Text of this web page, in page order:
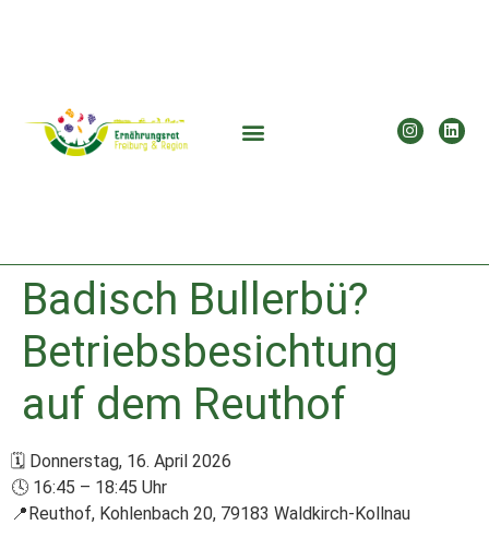
Badisch Bullerbü?
Betriebsbesichtung
auf dem Reuthof
🗓 Donnerstag, 16. April 2026
🕓 16:45 – 18:45 Uhr
📍Reuthof, Kohlenbach 20, 79183 Waldkirch-Kollnau